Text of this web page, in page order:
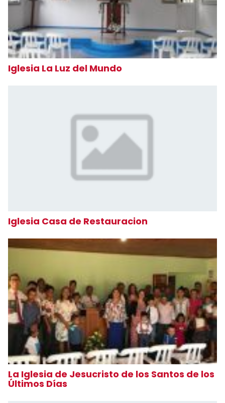
Iglesia La Luz del Mundo
Iglesia Casa de Restauracion
La Iglesia de Jesucristo de los Santos de los
Últimos Días